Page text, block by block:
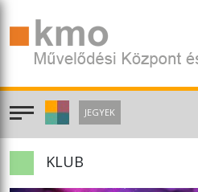
JEGYEK
KLUB